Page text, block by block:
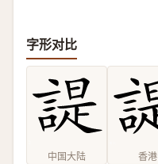
字形对比
中国大陆 香港